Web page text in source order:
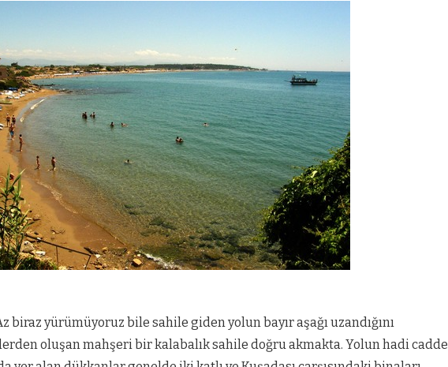
biraz yürümüyoruz bile sahile giden yolun bayır aşağı uzandığını
oluşan mahşeri bir kalabalık sahile doğru akmakta. Yolun hadi cadde